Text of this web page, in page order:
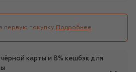
первую покупку Подробнее
карты и 8% кешбэк для